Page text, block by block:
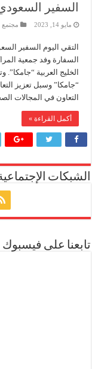
السفير
مايو 14, 2023 مجتمع
التقي اليوم السفير
السفارة وفد جمعية
الخليج العربية
“جامكا” وسبل تعزيز
التعاون في المجالات
أكمل القراءة »
الشبكات
تابعنا على فيسبوك